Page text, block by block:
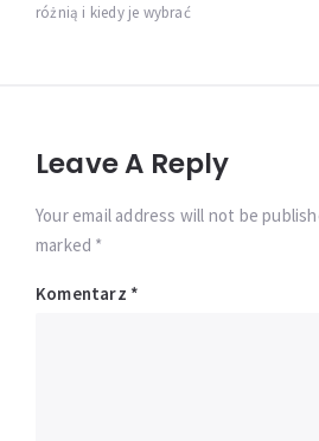
różnią i kiedy je wybrać
Leave A Reply
Your email address will not be
marked *
Komentarz *